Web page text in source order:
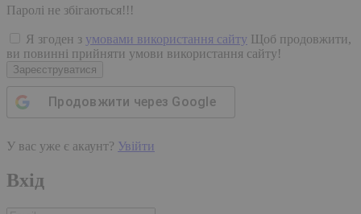
Паролі не збігаються!!!
Я згоден з умовами використання сайту Щоб продовжити,
ви повинні прийняти умови використання сайту!
Зареєструватися
Продовжити через Google
У вас уже є акаунт? Увійти
Вхід